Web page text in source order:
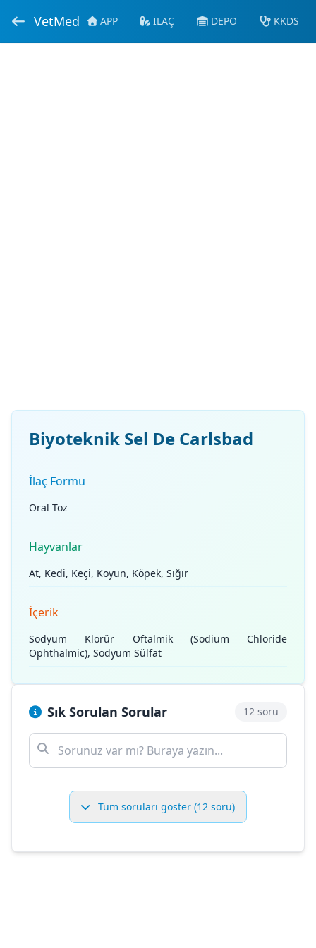
VetMed APP İLAÇ DEPO KKDS
Biyoteknik Sel De Carlsbad
İlaç Formu
Oral Toz
Hayvanlar
At, Kedi, Keçi, Koyun, Köpek, Sığır
İçerik
Sodyum Klorür Oftalmik (Sodium Chloride
Ophthalmic), Sodyum Sülfat
Sık Sorulan Sorular 12 soru
Tüm soruları göster (12 soru)